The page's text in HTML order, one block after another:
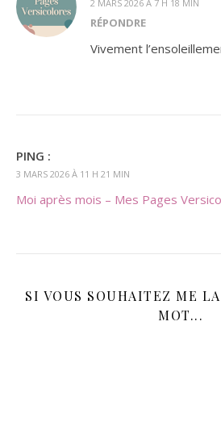
2 MARS 2026 À 7 H 18 MIN
RÉPONDRE
Vivement
PING :
3 MARS 2026 À 11 H 21 MIN
Moi après mois – Mes Pages
SI VOUS SOUHAITEZ ME
MOT...